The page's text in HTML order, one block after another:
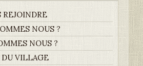
REJOINDRE
NOUS ?
NOUS ?
VILLAGE